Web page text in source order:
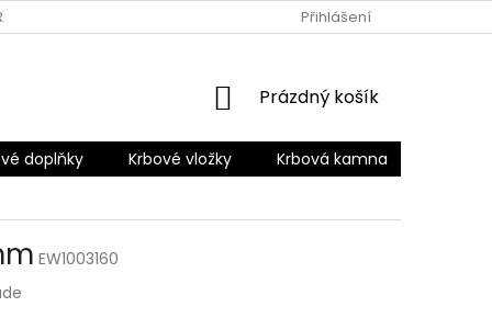
OSOBNÍCH ÚDAJŮ Přihlášení
NÁKUPNÍ
Prázdný košík
doplňky Krbové vložky Krbová kamna
EW1003160